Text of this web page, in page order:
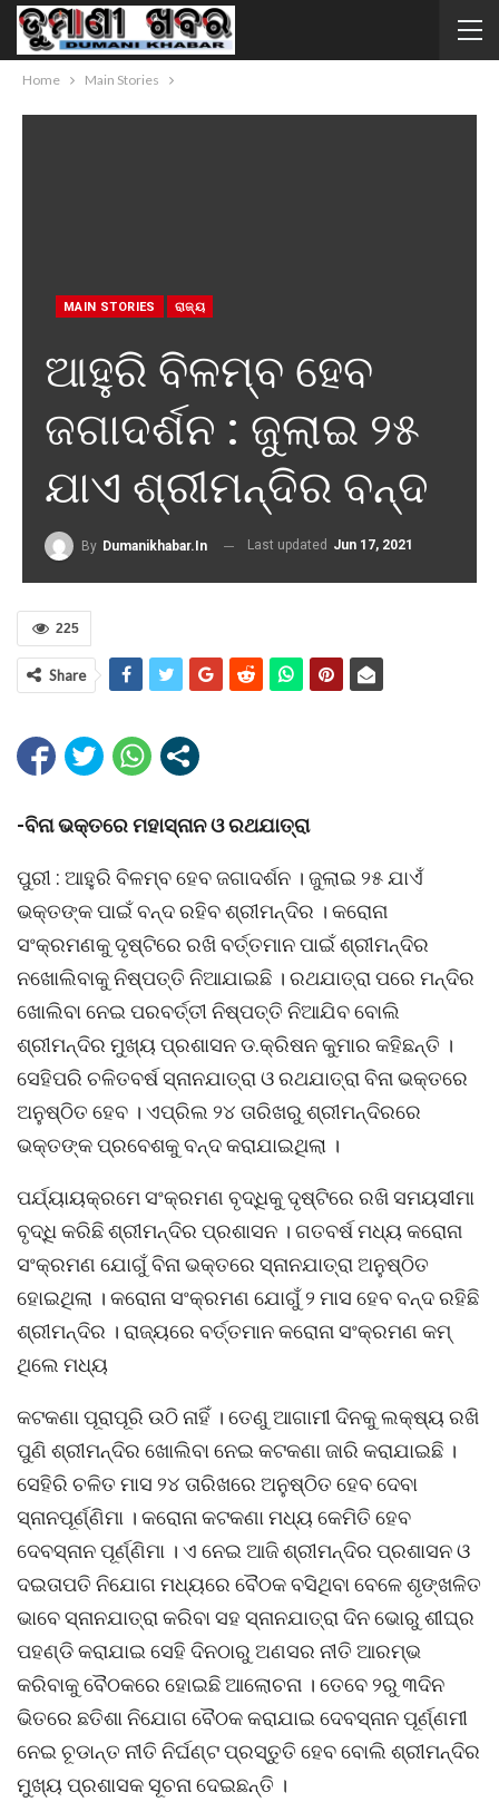
Home Main Stories
MAIN STORIES ରାଜ୍ୟ
ଆହୁରି ବିଳମ୍ବ ହେବ
ଜଗାଦର୍ଶନ : ଜୁଲାଇ ୨୫
ଯାଏ ଶ୍ରୀମନ୍ଦିର ବନ୍ଦ
By Dumanikhabar.in Last updated Jun 17, 2021
225
Share
-ବିନା ଭକ୍ତରେ ମହାସ୍ନାନ ଓ ରଥଯାତ୍ରା
ପୁରୀ : ଆହୁରି ବିଳମ୍ବ ହେବ ଜଗାଦର୍ଶନ । ଜୁଲାଇ ୨୫ ଯାଏଁ
ଭକ୍ତଙ୍କ ପାଇଁ ବନ୍ଦ ରହିବ ଶ୍ରୀମନ୍ଦିର । କରୋନା
ସଂକ୍ରମଣକୁ ଦୃଷ୍ଟିରେ ରଖି ବର୍ତ୍ତମାନ ପାଇଁ ଶ୍ରୀମନ୍ଦିର
ନଖୋଲିବାକୁ ନିଷ୍ପତ୍ତି ନିଆଯାଇଛି । ରଥଯାତ୍ରା ପରେ ମନ୍ଦିର
ଖୋଲିବା ନେଇ ପରବର୍ତ୍ତୀ ନିଷ୍ପତ୍ତି ନିଆଯିବ ବୋଲି
ଶ୍ରୀମନ୍ଦିର ମୁଖ୍ୟ ପ୍ରଶାସନ ଡ.କ୍ରିଷନ କୁମାର କହିଛନ୍ତି ।
ସେହିପରି ଚଳିତବର୍ଷ ସ୍ନାନଯାତ୍ରା ଓ ରଥଯାତ୍ରା ବିନା ଭକ୍ତରେ
ଅନୁଷ୍ଠିତ ହେବ । ଏପ୍ରିଲ ୨୪ ତାରିଖରୁ ଶ୍ରୀମନ୍ଦିରରେ
ଭକ୍ତଙ୍କ ପ୍ରବେଶକୁ ବନ୍ଦ କରାଯାଇଥିଲା ।
ପର୍ଯ୍ୟାୟକ୍ରମେ ସଂକ୍ରମଣ ବୃଦ୍ଧିକୁ ଦୃଷ୍ଟିରେ ରଖି ସମୟସୀମା
ବୃଦ୍ଧି କରିଛି ଶ୍ରୀମନ୍ଦିର ପ୍ରଶାସନ । ଗତବର୍ଷ ମଧ୍ୟ କରୋନା
ସଂକ୍ରମଣ ଯୋଗୁଁ ବିନା ଭକ୍ତରେ ସ୍ନାନଯାତ୍ରା ଅନୁଷ୍ଠିତ
ହୋଇଥିଲା । କରୋନା ସଂକ୍ରମଣ ଯୋଗୁଁ ୨ ମାସ ହେବ ବନ୍ଦ ରହିଛି
ଶ୍ରୀମନ୍ଦିର । ରାଜ୍ୟରେ ବର୍ତ୍ତମାନ କରୋନା ସଂକ୍ରମଣ କମ୍
ଥିଲେ ମଧ୍ୟ
କଟକଣା ପୂରାପୂରି ଉଠି ନାହିଁ । ତେଣୁ ଆଗାମୀ ଦିନକୁ ଲକ୍ଷ୍ୟ ରଖି
ପୁଣି ଶ୍ରୀମନ୍ଦିର ଖୋଲିବା ନେଇ କଟକଣା ଜାରି କରାଯାଇଛି ।
ସେହିରି ଚଳିତ ମାସ ୨୪ ତାରିଖରେ ଅନୁଷ୍ଠିତ ହେବ ଦେବା
ସ୍ନାନପୂର୍ଣ୍ଣିମା । କରୋନା କଟକଣା ମଧ୍ୟ କେମିତି ହେବ
ଦେବସ୍ନାନ ପୂର୍ଣ୍ଣିମା । ଏ ନେଇ ଆଜି ଶ୍ରୀମନ୍ଦିର ପ୍ରଶାସନ ଓ
ଦଇତାପତି ନିଯୋଗ ମଧ୍ୟରେ ବୈଠକ ବସିଥିବା ବେଳେ ଶୃଙ୍ଖଳିତ
ଭାବେ ସ୍ନାନଯାତ୍ରା କରିବା ସହ ସ୍ନାନଯାତ୍ରା ଦିନ ଭୋରୁ ଶୀଘ୍ର
ପହଣ୍ଡି କରାଯାଇ ସେହି ଦିନଠାରୁ ଅଣସର ନୀତି ଆରମ୍ଭ
କରିବାକୁ ବୈଠକରେ ହୋଇଛି ଆଲୋଚନା । ତେବେ ୨ରୁ ୩ଦିନ
ଭିତରେ ଛତିଶା ନିଯୋଗ ବୈଠକ କରାଯାଇ ଦେବସ୍ନାନ ପୂର୍ଣ୍ଣମୀ
ନେଇ ଚୂଡାନ୍ତ ନୀତି ନିର୍ଘଣ୍ଟ ପ୍ରସ୍ତୁତି ହେବ ବୋଲି ଶ୍ରୀମନ୍ଦିର
ମୁଖ୍ୟ ପ୍ରଶାସକ ସୂଚନା ଦେଇଛନ୍ତି ।